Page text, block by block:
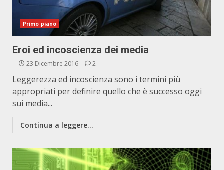
Primo piano
Eroi ed incoscienza dei media
23 Dicembre 2016 2
Leggerezza ed incoscienza sono i termini più
appropriati per definire quello che è successo oggi
sui media...
Continua a leggere...